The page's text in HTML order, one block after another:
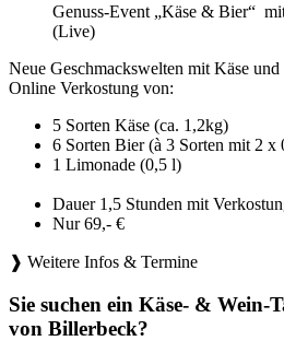
Genuss-Event „Käse & Bier“
(Live)
Neue Geschmackswelten mit Käse
Online Verkostung von:
5 Sorten Käse (ca. 1,2kg)
6 Sorten Bier (à 3 Sorten mit 2
1 Limonade (0,5 l)
Dauer 1,5 Stunden mit
Nur 69,- €
❱ Weitere Infos & Termine
Sie suchen ein Käse- & Wein-
von Billerbeck?